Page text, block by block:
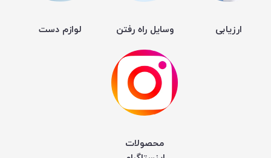
ارزیابی وسایل راه رفتن لوازم دست
محصولات